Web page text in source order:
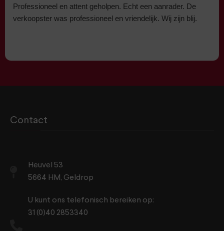
Professioneel en attent geholpen. Echt een aanrader. De
verkoopster was professioneel en vriendelijk. Wij zijn blij.
Contact
Heuvel 53
5664 HM, Geldrop
U kunt ons telefonisch bereiken op:
31 (0)40 2853340